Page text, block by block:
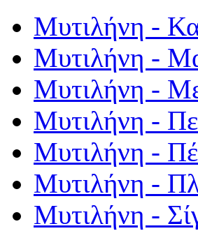
Μυτιλήνη -
Μυτιλήνη -
Μυτιλήνη -
Μυτιλήνη -
Μυτιλήνη -
Μυτιλήνη -
Μυτιλήνη -